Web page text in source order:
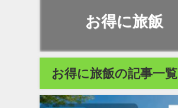
お得に旅飯
お得に旅飯の記事一覧